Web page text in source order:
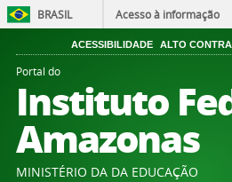
BRASIL Acesso à informação
ACESSIBILIDADE ALTO
Portal do
Instituto
Amazonas
MINISTÉRIO DA DA EDUCAÇÃO